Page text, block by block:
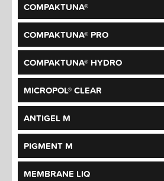
COMPAKTUNA®
COMPAKTUNA® PRO
COMPAKTUNA® HYDRO
MICROPOL® CLEAR
ANTIGEL M
PIGMENT M
MEMBRANE LIQ